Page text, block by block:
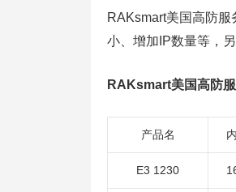
RAKsmart美国高防
小、增加IP数量等，
RAKsmart美国高防服
产品名
E3 1230